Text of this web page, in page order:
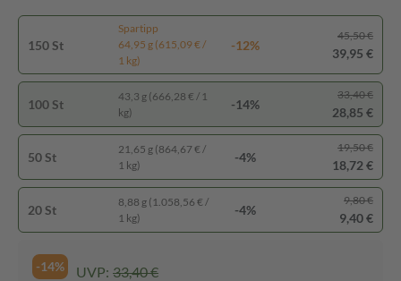
150 St
Spartipp
64,95 g (615,09 € /
1 kg)
-12%
45,50 €
39,95 €
100 St
43,3 g (666,28 € / 1
kg)
-14%
33,40 €
28,85 €
50 St
21,65 g (864,67 € /
1 kg)
-4%
19,50 €
18,72 €
20 St
8,88 g (1.058,56 € /
1 kg)
-4%
9,80 €
9,40 €
-14% UVP: 33,40 €